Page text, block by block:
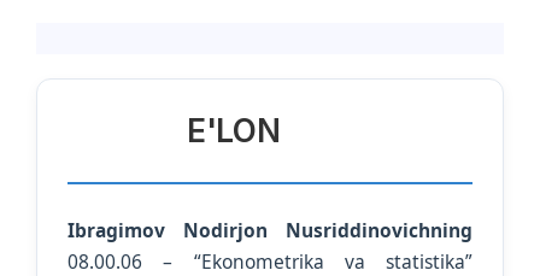
E'LON
Ibragimov Nodirjon Nusriddinovichning
08.00.06 – “Ekonometrika va statistika”